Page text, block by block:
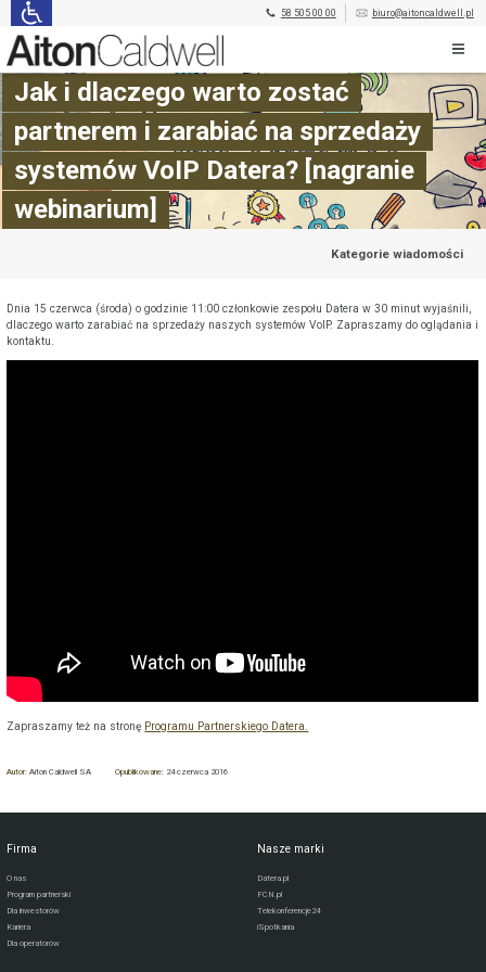
58 505 00 00 biuro@aitoncaldwell.pl
Jak i dlaczego warto zostać
partnerem i zarabiać na sprzedaży
systemów VoIP Datera? [nagranie
webinarium]
Kategorie wiadomości
Dnia 15 czerwca (środa) o godzinie 11:00 członkowie zespołu Datera w 30 minut wyjaśnili,
dlaczego warto zarabiać na sprzedaży naszych systemów VoIP. Zapraszamy do oglądania i
kontaktu.
Zapraszamy też na stronę Programu Partnerskiego Datera.
Autor:Aiton Caldwell SA Opublikowane: 24 czerwca 2016
Firma
O nas
Program partnerski
Dla inwestorów
Kariera
Dla operatorów
Nasze marki
Datera.pl
FCN.pl
Telekonferencje24
iSpotkania